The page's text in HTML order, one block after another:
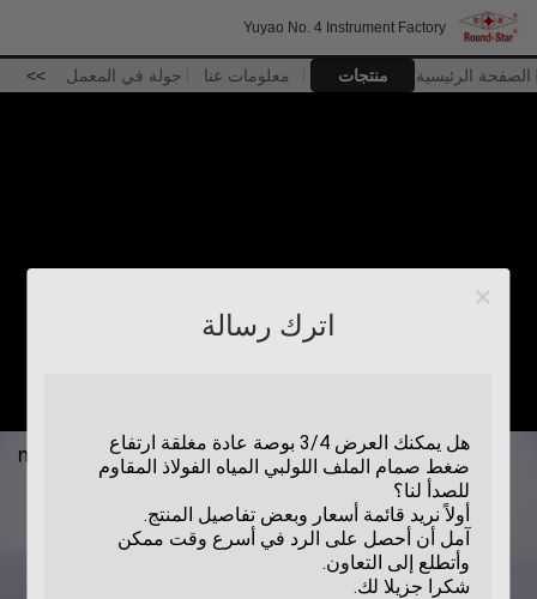
Yuyao No. 4 Instrument Factory
الصفحة الرئيسية منتجات معلومات عنا جولة في المعمل >>
اترك رسالة